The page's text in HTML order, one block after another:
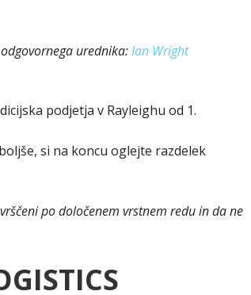
urednika:Ian Wright
podjetja v Rayleighu od 1.
si na koncu oglejte razdelek
po določenem vrstnem redu in da ne